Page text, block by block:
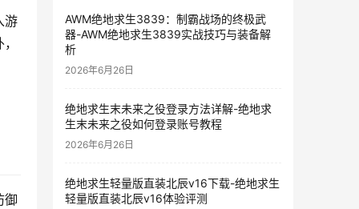
游
御
AWM绝地求生3839：制霸战场的终极武
器-AWM绝地求生3839实战技巧与装备解
析
2026年6月26日
绝地求生末未来之役登录方法详解-绝地求
生末未来之役如何登录账号教程
2026年6月26日
绝地求生轻量版直装北辰v16下载-绝地求生
轻量版直装北辰v16体验评测